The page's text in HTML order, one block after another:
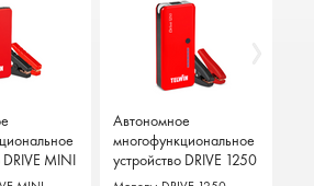
DRIVE MINI
DRIVE MINI
Автономное
многофункциональное
устройство DRIVE 1250
Автономное
многофункциональное
устройство DRIVE 1250